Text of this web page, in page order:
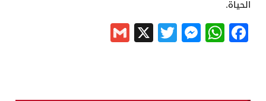
الحياة.
Facebook
WhatsApp
Messenger
Twitter
X